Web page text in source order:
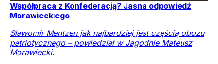
Współpraca z Konfederacją? Jasna odpowiedź
Morawieckiego
Sławomir Mentzen jak najbardziej jest częścią obozu
patriotycznego – powiedział w Jagodnie Mateusz
Morawiecki.